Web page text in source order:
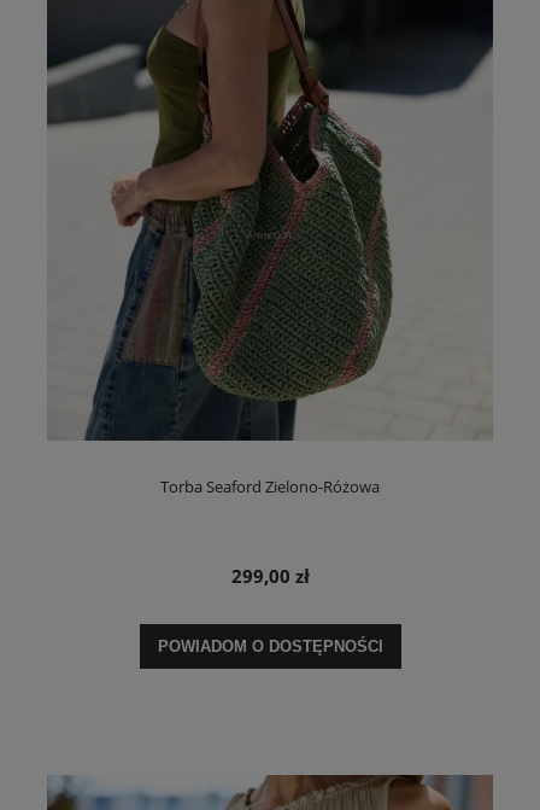
Torba Seaford Zielono-Różowa
299,00 zł
POWIADOM O DOSTĘPNOŚCI